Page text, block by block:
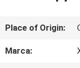
Place of Origin:
Marca: